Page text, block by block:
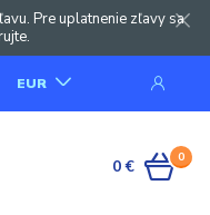
Pre uplatnenie zľavy sa
EUR
0
0 €